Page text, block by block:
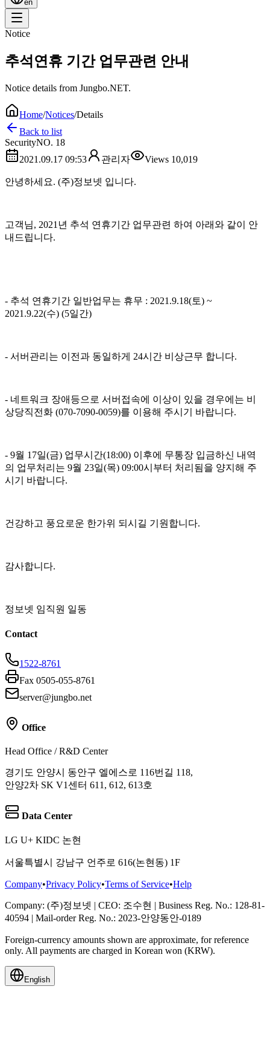
en
Notice
추석연휴 기간 업무관련 안내
Notice details from Jungbo.NET.
Home/Notices/Details
Back to list
SecurityNO. 18
2021.09.17 09:53
관리자 Views 10,019
안녕하세요. (주)정보넷 입니다.
고객님, 2021년 추석 연휴기간 업무관련 하여 아래와 같이 안
내드립니다.
- 추석 연휴기간 일반업무는 휴무 : 2021.9.18(토) ~
2021.9.22(수) (5일간)
- 서버관리는 이전과 동일하게 24시간 비상근무 합니다.
- 네트워크 장애등으로 서버접속에 이상이 있을 경우에는 비
상당직전화 (070-7090-0059)를 이용해 주시기 바랍니다.
- 9월 17일(금) 업무시간(18:00) 이후에 무통장 입금하신 내역
의 업무처리는 9월 23일(목) 09:00시부터 처리됨을 양지해 주
시기 바랍니다.
건강하고 풍요로운 한가위 되시길 기원합니다.
감사합니다.
정보넷 임직원 일동
Contact
1522-8761
Fax 0505-055-8761
server@jungbo.net
Office
Head Office / R&D Center
경기도 안양시 동안구 엘에스로 116번길 118,
안양2차 SK V1센터 611, 612, 613호
Data Center
LG U+ KIDC 논현
서울특별시 강남구 언주로 616(논현동) 1F
Company•Privacy Policy•Terms of Service•Help
Company: (주)정보넷 | CEO: 조수현 | Business Reg. No.: 128-81-
40594 | Mail-order Reg. No.: 2023-안양동안-0189
Foreign-currency amounts shown are approximate, for reference
only. All payments are charged in Korean won (KRW).
English